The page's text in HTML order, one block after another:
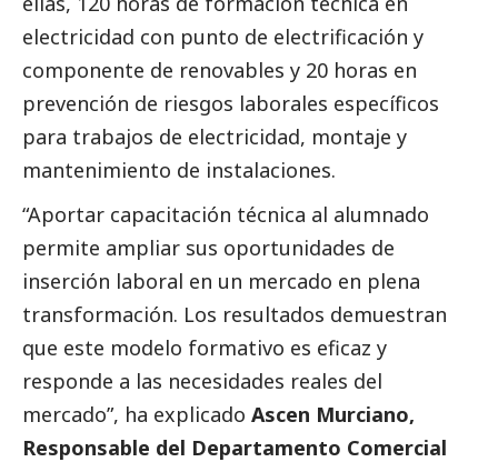
electricidad con punto de electrificación y
componente de renovables y 20 horas en
prevención de riesgos laborales específicos
para trabajos de electricidad, montaje y
mantenimiento de instalaciones.
“Aportar capacitación técnica al alumnado
permite ampliar sus oportunidades de
inserción laboral en un mercado en plena
transformación. Los resultados demuestran
que este modelo formativo es eficaz y
responde a las necesidades reales del
mercado”, ha explicado Ascen Murciano,
Responsable del Departamento Comercial